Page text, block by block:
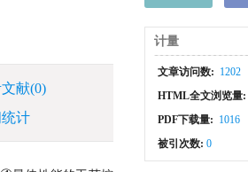
献(0)
计
计量
文章访问数: 1202
HTML全文浏览量:
PDF下载量: 1016
被引次数:0